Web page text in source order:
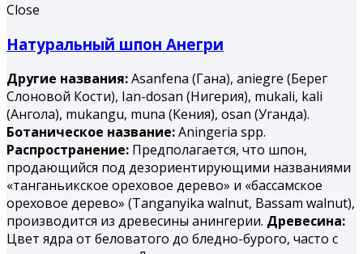
Close
Натуральный шпон Анегри
Другие названия:Asanfena (Гана), aniegre (Берег
Слоновой Кости), Ian-dosan (Нигерия), mukali, kali
(Ангола), mukangu, muna (Ке­ния), osan (Уганда).
Ботаническое название:Aningeria spp.
Распространение: Предполагается, что шпон,
продающийся под дезориентирующими названиями
«танганьикское ореховое дерево» и «бассамское
ореховое дерево» (Tanganyika walnut, Bassam walnut),
производится из древесины анингерии. Древесина:
Цвет ядра от беловатого до бледно-бурого, часто с